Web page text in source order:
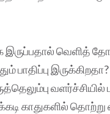
இருப்பதால் வெளித்
பாதிப்பு
வளர்ச்சியில்
காதுகளில்